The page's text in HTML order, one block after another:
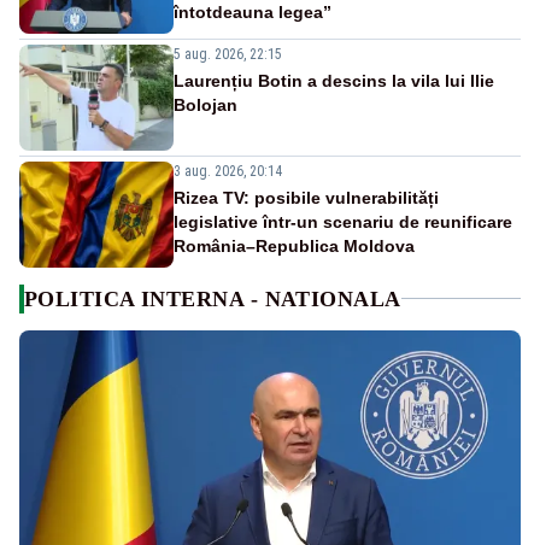
întotdeauna legea”
5 aug. 2026, 22:15
Laurențiu Botin a descins la vila lui Ilie
Bolojan
3 aug. 2026, 20:14
Rizea TV: posibile vulnerabilități
legislative într-un scenariu de reunificare
România–Republica Moldova
POLITICA INTERNA - NATIONALA